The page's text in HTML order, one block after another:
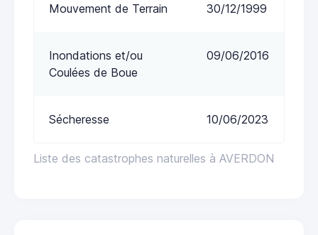
Liste des catastrophes naturelles à AVERDON
Mouvement de Terrain 30/12/1999
Inondations et/ou
Coulées de Boue
09/06/2016
Sécheresse 10/06/2023